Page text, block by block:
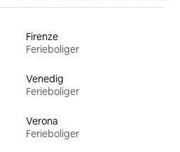
Firenze
Ferieboliger
Venedig
Ferieboliger
Verona
Ferieboliger